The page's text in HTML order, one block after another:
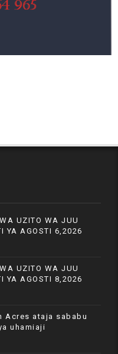
UZITO WA JUU
YA AGOSTI 6,2026
UZITO WA JUU
YA AGOSTI 8,2026
Acres ataja sababu
uhamiaji